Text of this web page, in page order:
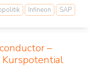
Infineon SAP
–